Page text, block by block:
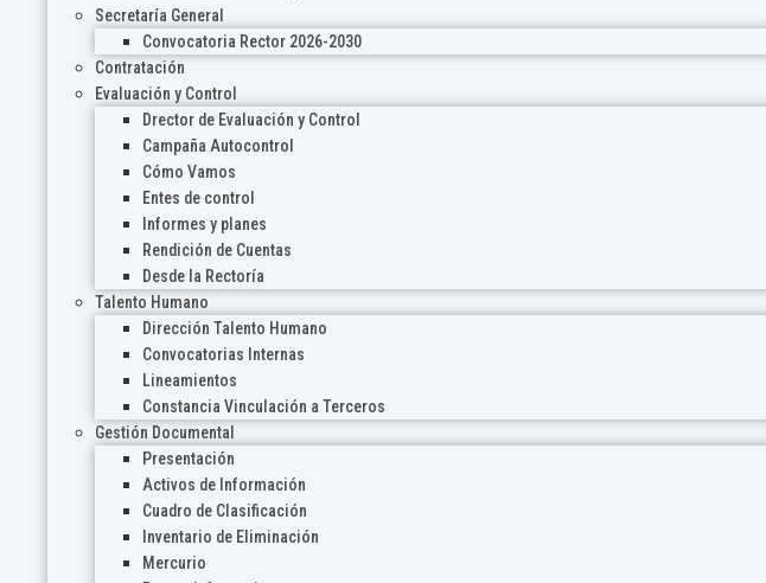
Secretaría General
Convocatoria Rector 2026-2030
Contratación
Evaluación y Control
Drector de Evaluación y Control
Campaña Autocontrol
Cómo Vamos
Entes de control
Informes y planes
Rendición de Cuentas
Desde la Rectoría
Talento Humano
Dirección Talento Humano
Convocatorias Internas
Lineamientos
Constancia Vinculación a Terceros
Gestión Documental
Presentación
Activos de Información
Cuadro de Clasificación
Inventario de Eliminación
Mercurio